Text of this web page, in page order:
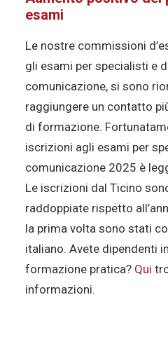
esami
Le nostre commissioni
gli esami per specialisti e
comunicazione, si sono
raggiungere un contatto
di formazione.
iscrizioni agli esami per
comunicazione 2025 è
Le iscrizioni dal Ticino
raddoppiate rispetto
la prima volta sono stati
italiano. Avete dipendenti
formazione pratica? Qui
informazioni.